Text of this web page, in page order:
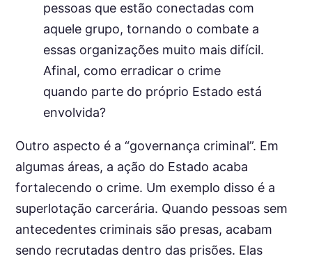
pessoas que estão conectadas com
aquele grupo, tornando o combate a
essas organizações muito mais difícil.
Afinal, como erradicar o crime
quando parte do próprio Estado está
envolvida?
Outro aspecto é a “governança criminal”. Em
algumas áreas, a ação do Estado acaba
fortalecendo o crime. Um exemplo disso é a
superlotação carcerária. Quando pessoas sem
antecedentes criminais são presas, acabam
sendo recrutadas dentro das prisões. Elas